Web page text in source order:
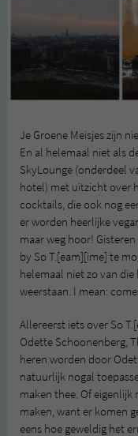
Je Groene Meisjes zijn
En al helemaal niet als
SkyLounge (onderdeel
hotel) met uitzicht over
cocktails, die ook nog
er worden heerlijke
maar weg hoor!
by So T.[eam][ime] te
helemaal niet zo van
weerstaan. I mean:
Allereerst iets over So
Odette Schoonenberg,
heren worden door
natuurlijk nogal
maken thee. Of eigenlijk
maken, want er komen
eens hoe geweldig het